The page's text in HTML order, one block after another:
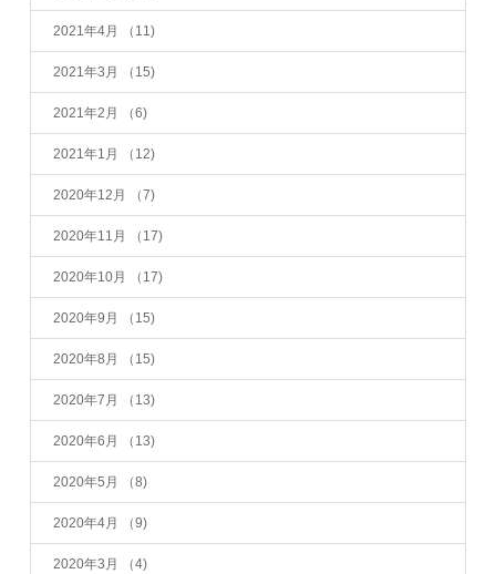
2021年4月 （11)
2021年3月 （15)
2021年2月 （6)
2021年1月 （12)
2020年12月 （7)
2020年11月 （17)
2020年10月 （17)
2020年9月 （15)
2020年8月 （15)
2020年7月 （13)
2020年6月 （13)
2020年5月 （8)
2020年4月 （9)
2020年3月 （4)